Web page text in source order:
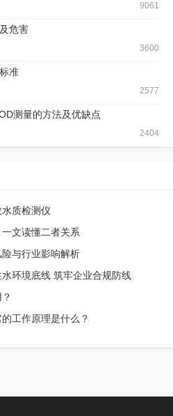
9061
危害
3600
准
2577
测量的方法及优缺点
2404
质检测仪
文读懂二者关系
与行业影响解析
环境底线 筑牢企业合规防线
工作原理是什么？